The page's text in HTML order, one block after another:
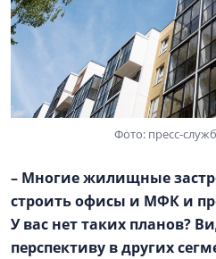
Фото: пресс-
– Многие жилищные
строить офисы и МФК и
У вас нет таких планов?
перспективу в других